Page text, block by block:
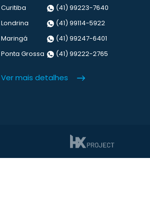
Curitiba
(41) 99223-7640
Londrina
(41) 99114-5922
Maringá
(41) 99247-6401
Ponta Grossa
(41) 99222-2765
Ver mais detalhes